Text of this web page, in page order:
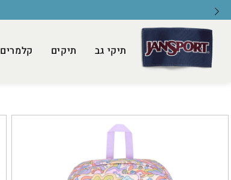
תיקי גב תיקים קלמרים